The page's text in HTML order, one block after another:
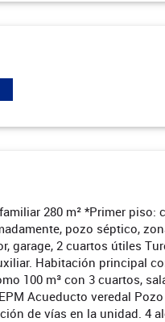
280 m² *Primer
pozo séptico,
garage, 2 cuartos útiles
Habitación principal
100 m³ con 3 cuartos,
Acueducto veredal
de vías en la unidad. 4